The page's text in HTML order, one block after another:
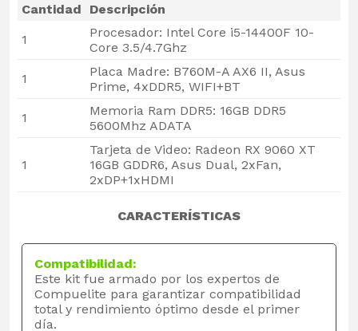
Cantidad
Descripción
1
Procesador: Intel Core i5-14400F 10-
Core 3.5/4.7Ghz
1
Placa Madre: B760M-A AX6 II, Asus
Prime, 4xDDR5, WIFI+BT
1
Memoria Ram DDR5: 16GB DDR5
5600Mhz ADATA
1
Tarjeta de Video: Radeon RX 9060 XT
16GB GDDR6, Asus Dual, 2xFan,
2xDP+1xHDMI
CARACTERÍSTICAS
Compatibilidad:
Este kit fue armado por los expertos de
Compuelite para garantizar compatibilidad
total y rendimiento óptimo desde el primer
día.